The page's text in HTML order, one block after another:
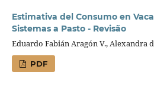
Estimativa del Consumo en
Sistemas a Pasto - Revisão
Eduardo Fabián Aragón V., Alexandra
PDF